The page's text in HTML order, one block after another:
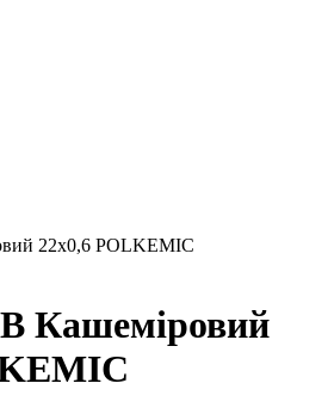
22х0,6 POLKEMIC
Кашеміровий